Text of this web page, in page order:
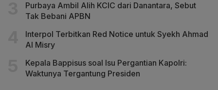
Purbaya Ambil Alih KCIC dari Danantara, Sebut
Tak Bebani APBN
Interpol Terbitkan Red Notice untuk Syekh Ahmad
Al Misry
Kepala Bappisus soal Isu Pergantian Kapolri:
Waktunya Tergantung Presiden